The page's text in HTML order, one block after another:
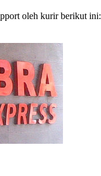
oleh kurir berikut ini: